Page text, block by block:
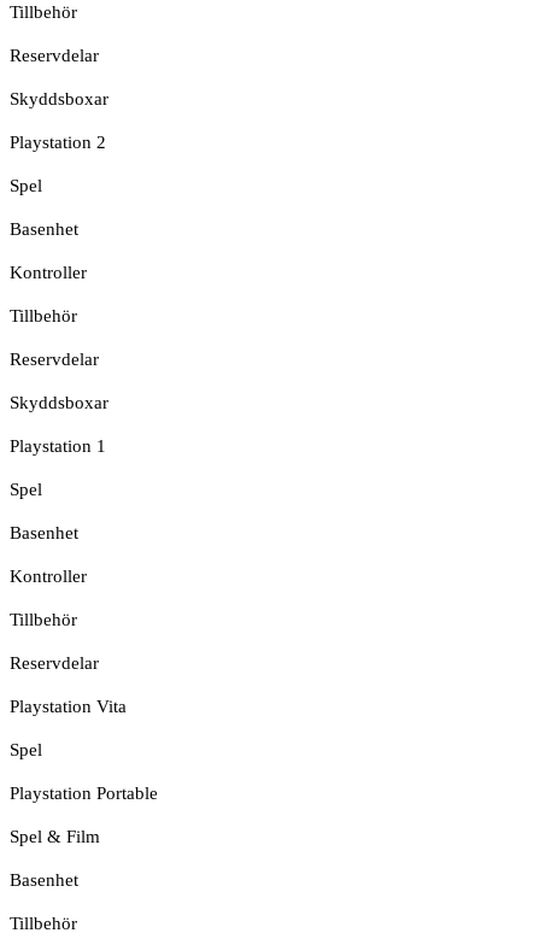
Tillbehör
Reservdelar
Skyddsboxar
Playstation 2
Spel
Basenhet
Kontroller
Tillbehör
Reservdelar
Skyddsboxar
Playstation 1
Spel
Basenhet
Kontroller
Tillbehör
Reservdelar
Playstation Vita
Spel
Playstation Portable
Spel & Film
Basenhet
Tillbehör